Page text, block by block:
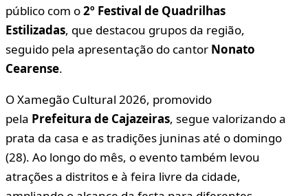
público com o2º Festival de Quadrilhas
Estilizadas, que destacou grupos da região,
seguido pela apresentação do cantor Nonato
Cearense.
O Xamegão Cultural 2026, promovido
pela Prefeitura de Cajazeiras, segue valorizando a
prata da casa e as tradições juninas até o domingo
(28). Ao longo do mês, o evento também levou
atrações a distritos e à feira livre da cidade,